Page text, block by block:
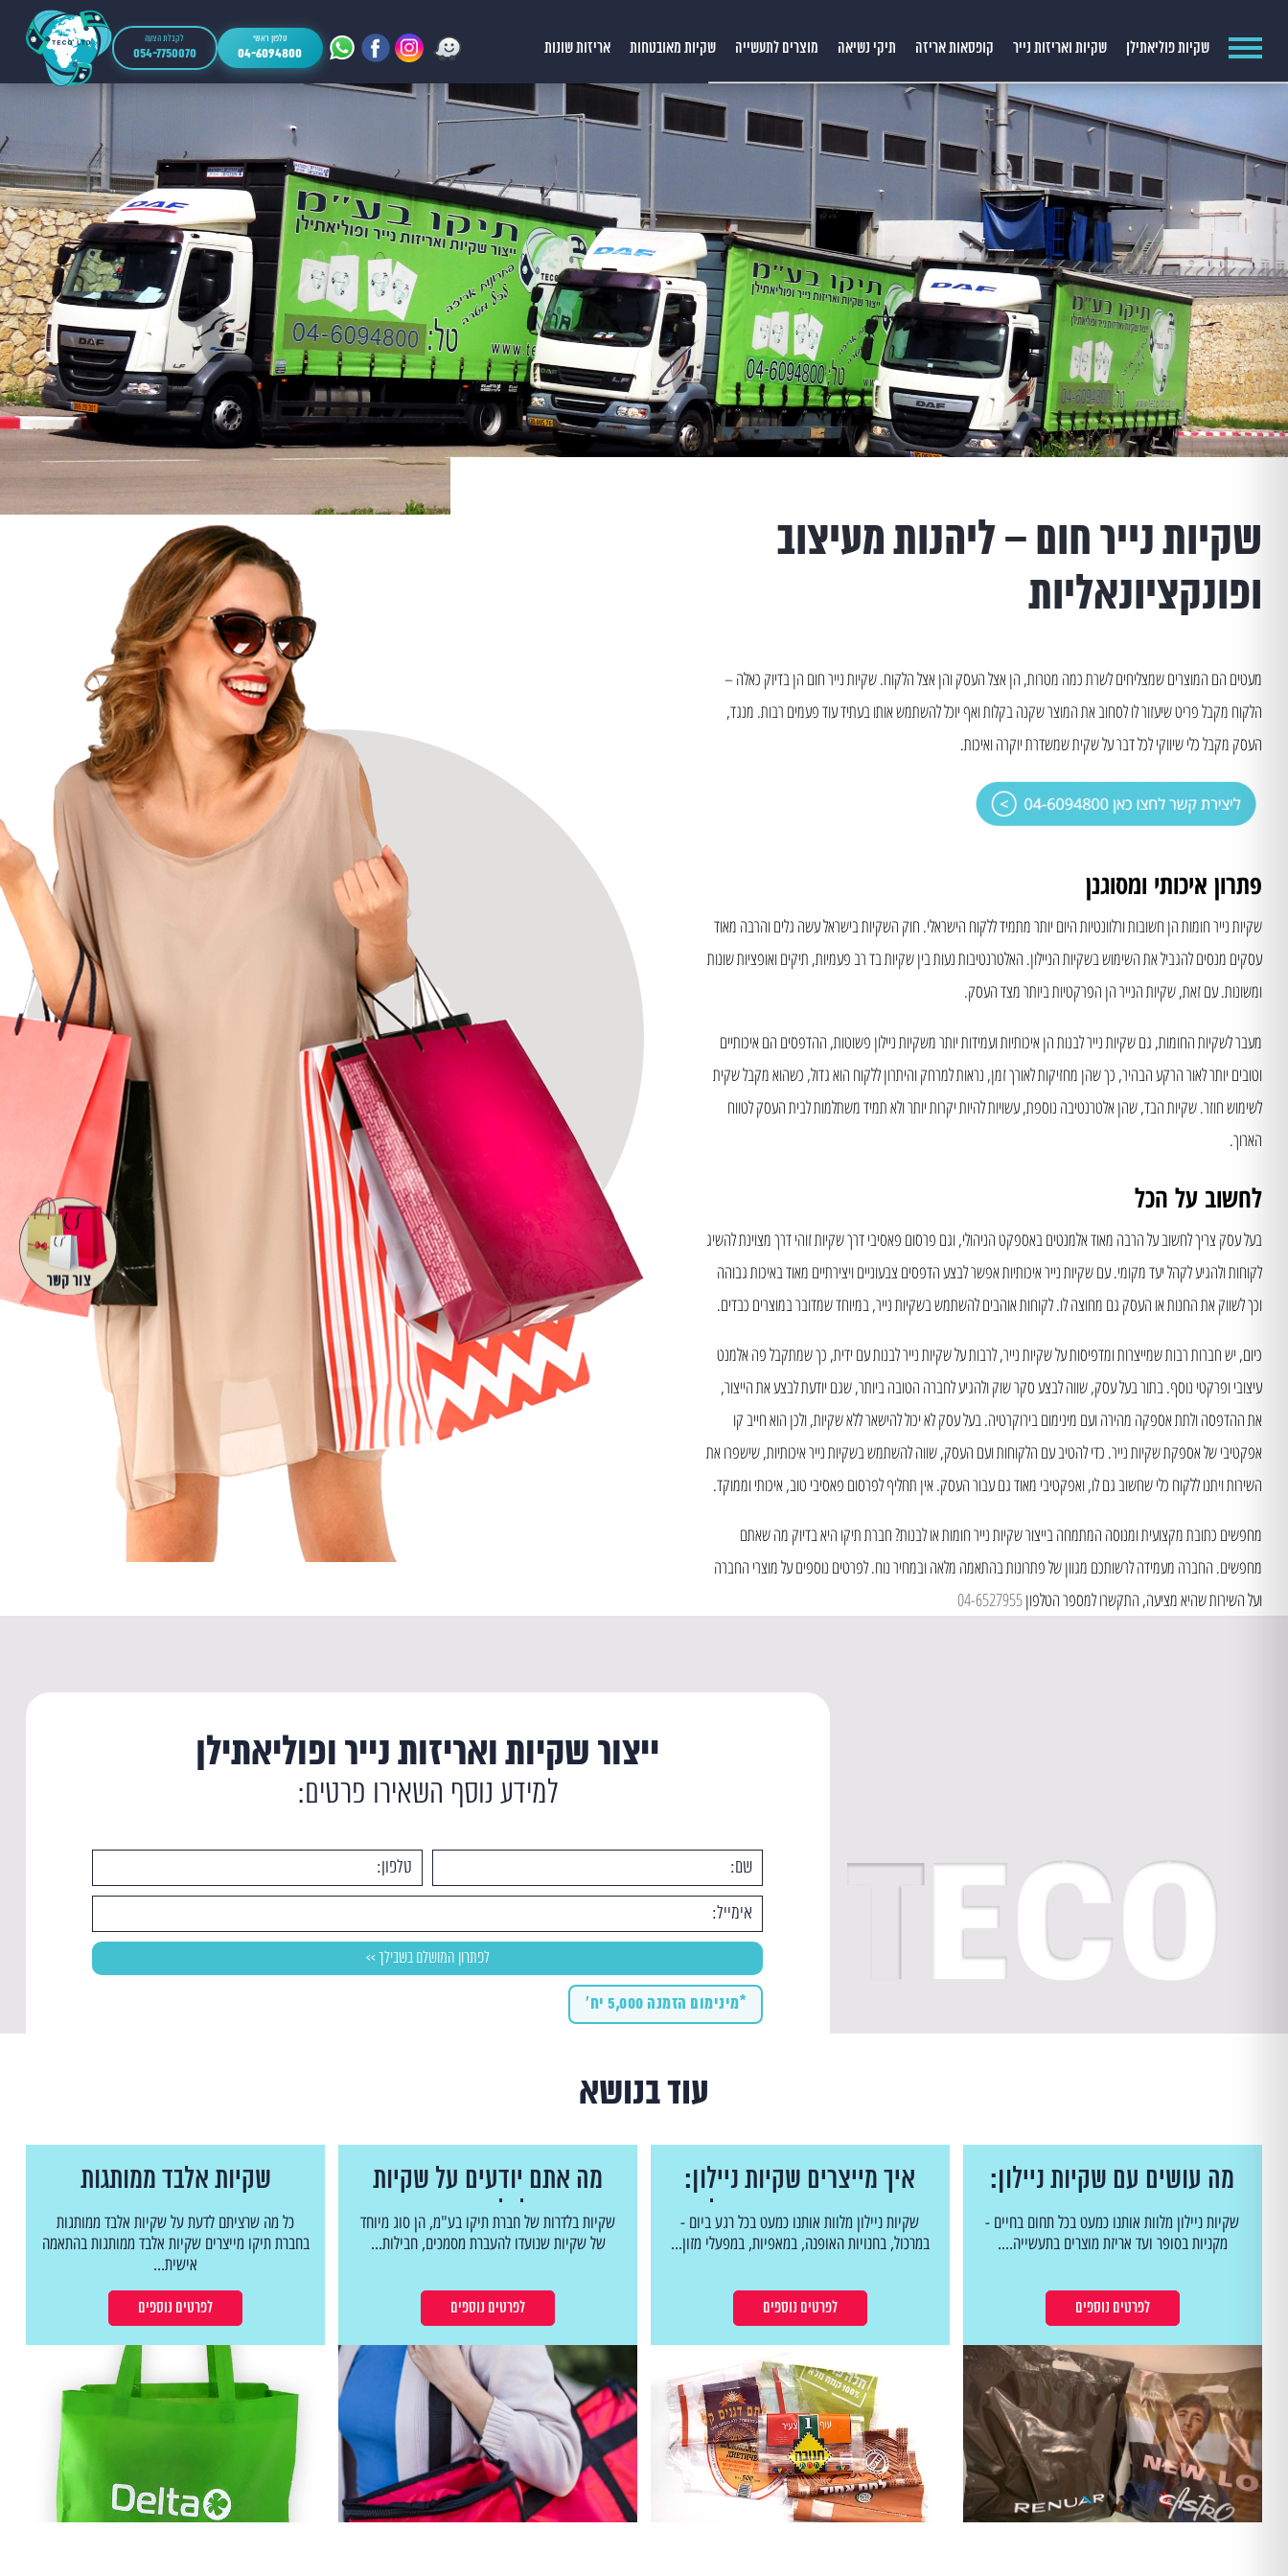
שקיות פוליאתילן שקיות ואריזות נייר קופסאות אריזה תיקי נשיאה מוצרים לתעשייה שקיות מאובטחות אריזות שונות טלפון ראשי
04-6094800
לקבלת הצעה
054-7750070
שקיות נייר חום – ליהנות מעיצוב
ופונקציונאליות
מעטים הם המוצרים שמצליחים לשרת כמה מטרות, הן אצל העסק והן אצל הלקוח. שקיות נייר חום הן בדיוק כאלה –
הלקוח מקבל פריט שיעזור לו לסחוב את המוצר שקנה בקלות ואף יוכל להשתמש אותו בעתיד עוד פעמים רבות. מנגד,
העסק מקבל כלי שיווקי לכל דבר על שקית שמשדרת יוקרה ואיכות.
פתרון איכותי ומסוגנן
שקיות נייר חומות הן חשובות ורלוונטיות היום יותר מתמיד ללקוח הישראלי. חוק השקיות בישראל עשה גלים והרבה מאוד
עסקים מנסים להגביל את השימוש בשקיות הניילון. האלטרנטיבות נעות בין שקיות בד רב פעמיות, תיקים ואופציות שונות
ומשונות. עם זאת, שקיות הנייר הן הפרקטיות ביותר מצד העסק.
מעבר לשקיות החומות, גם שקיות נייר לבנות הן איכותיות ועמידות יותר משקיות ניילון פשוטות, ההדפסים הם איכותיים
וטובים יותר לאור הרקע הבהיר, כך שהן מחזיקות לאורך זמן, נראות למרחק והיתרון ללקוח הוא גדול, כשהוא מקבל שקית
לשימוש חוזר. שקיות הבד, שהן אלטרנטיבה נוספת, עשויות להיות יקרות יותר ולא תמיד משתלמות לבית העסק לטווח
הארוך.
לחשוב על הכל
בעל עסק צריך לחשוב על הרבה מאוד אלמנטים באספקט הניהולי, וגם פרסום פאסיבי דרך שקיות זוהי דרך מצוינת להשיג
לקוחות ולהגיע לקהל יעד מקומי. עם שקיות נייר איכותיות אפשר לבצע הדפסים צבעוניים ויצירתיים מאוד באיכות גבוהה
וכך לשווק את החנות או העסק גם מחוצה לו. לקוחות אוהבים להשתמש בשקיות נייר, במיוחד שמדובר במוצרים כבדים.
כיום, יש חברות רבות שמייצרות ומדפיסות על שקיות נייר, לרבות על שקיות נייר לבנות עם ידית, כך שמתקבל פה אלמנט
עיצובי ופרקטי נוסף. בתור בעל עסק, שווה לבצע סקר שוק ולהגיע לחברה הטובה ביותר, שגם יודעת לבצע את הייצור,
את ההדפסה ולתת אספקה מהירה ועם מינימום בירוקרטיה. בעל עסק לא יכול להישאר ללא שקיות, ולכן הוא חייב קו
אפקטיבי של אספקת שקיות נייר. כדי להטיב עם הלקוחות ועם העסק, שווה להשתמש בשקיות נייר איכותיות, שישפרו את
השירות ויתנו ללקוח כלי שחשוב גם לו, ואפקטיבי מאוד גם עבור העסק. אין תחליף לפרסום פאסיבי טוב, איכותי וממוקד.
מחפשים כתובת מקצועית ומנוסה המתמחה בייצור שקיות נייר חומות או לבנות? חברת תיקו היא בדיוק מה שאתם
מחפשים. החברה מעמידה לרשותכם מגוון של פתרונות בהתאמה מלאה ובמחיר נוח. לפרטים נוספים על מוצרי החברה
ועל השירות שהיא מציעה, התקשרו למספר הטלפון04-6527955
ייצור שקיות ואריזות נייר ופוליאתילן
למידע נוסף השאירו פרטים:
*מינימום הזמנה 5,000 יח'
עוד בנושא
מה עושים עם שקיות ניילון:
שימושים, חדשנות והיבטים
סביבתיים
שקיות ניילון מלוות אותנו כמעט בכל תחום בחיים -
מקניות בסופר ועד אריזת מוצרים בתעשייה....
לפרטים נוספים
איך מייצרים שקיות ניילון:
המדריך המקצועי המלא
שקיות ניילון מלוות אותנו כמעט בכל רגע ביום -
במרכול, בחנויות האופנה, במאפיות, במפעלי מזון...
לפרטים נוספים
מה אתם יודעים על שקיות
לבלדרות?
שקיות בלדרות של חברת תיקו בע"מ, הן סוג מיוחד
של שקיות שנועדו להעברת מסמכים, חבילות...
לפרטים נוספים
שקיות אלבד ממותגות
כל מה שרציתם לדעת על שקיות אלבד ממותגות
בחברת תיקו מייצרים שקיות אלבד ממותגות בהתאמה
אישית...
לפרטים נוספים